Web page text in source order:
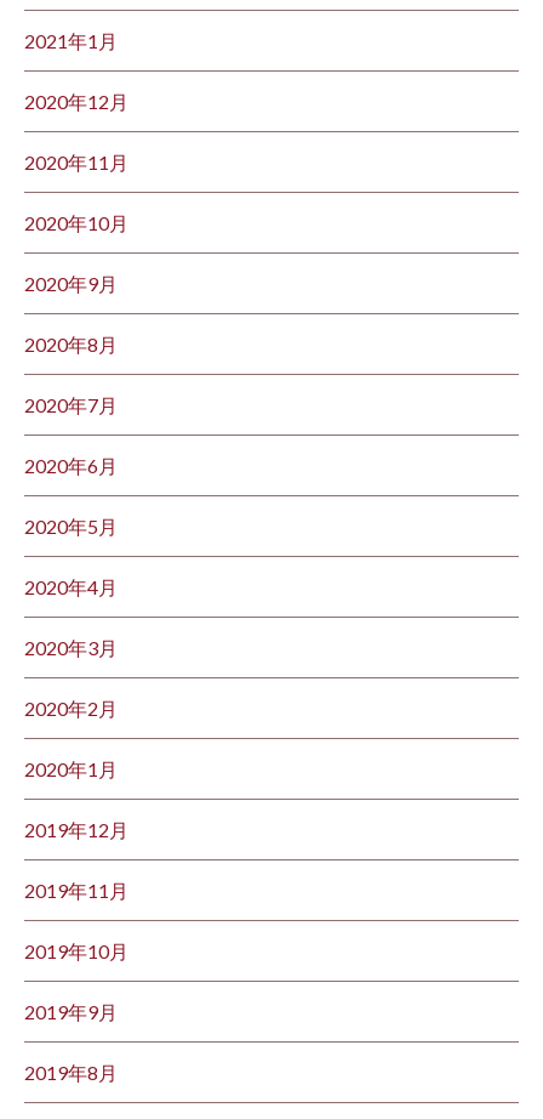
2021年1月
2020年12月
2020年11月
2020年10月
2020年9月
2020年8月
2020年7月
2020年6月
2020年5月
2020年4月
2020年3月
2020年2月
2020年1月
2019年12月
2019年11月
2019年10月
2019年9月
2019年8月